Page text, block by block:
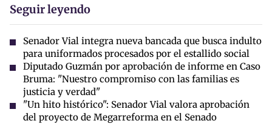
Seguir leyendo
Senador Vial integra nueva bancada que busca indulto
para uniformados procesados por el estallido social
Diputado Guzmán por aprobación de informe en Caso
Bruma: "Nuestro compromiso con las familias es
justicia y verdad"
"Un hito histórico": Senador Vial valora aprobación
del proyecto de Megarreforma en el Senado